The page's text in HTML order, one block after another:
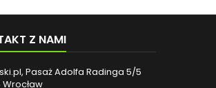
Z NAMI
Pasaż Adolfa Radinga 5/5
Wrocław